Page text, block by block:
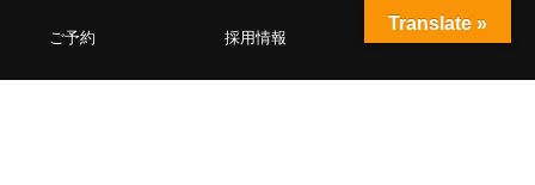
ご予約 採用情報
Translate »